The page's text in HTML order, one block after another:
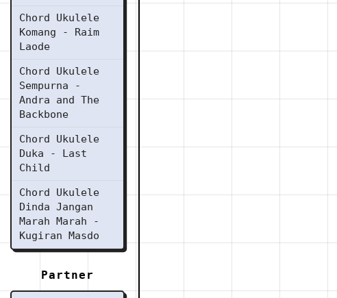
Chord Ukulele
Komang - Raim
Laode
Chord Ukulele
Sempurna -
Andra and The
Backbone
Chord Ukulele
Duka - Last
Child
Chord Ukulele
Dinda Jangan
Marah Marah -
Kugiran Masdo
Partner